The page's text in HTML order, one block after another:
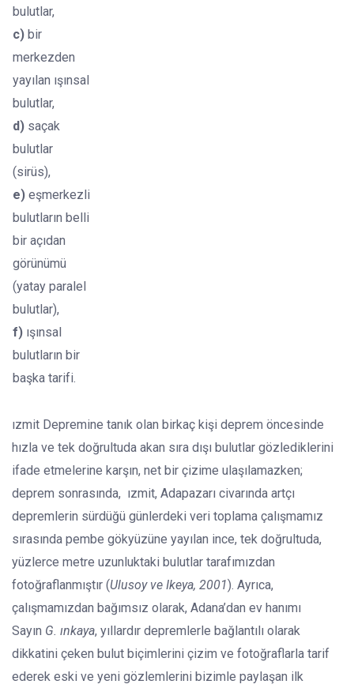
bulutlar,
c) bir
merkezden
yayılan ışınsal
bulutlar,
d) saçak
bulutlar
(sirüs),
e) eşmerkezli
bulutların belli
bir açıdan
görünümü
(yatay paralel
bulutlar),
f) ışınsal
bulutların bir
başka tarifi.
ızmit Depremine tanık olan birkaç kişi deprem öncesinde
hızla ve tek doğrultuda akan sıra dışı bulutlar gözlediklerini
ifade etmelerine karşın, net bir çizime ulaşılamazken;
deprem sonrasında, ızmit, Adapazarı civarında artçı
depremlerin sürdüğü günlerdeki veri toplama çalışmamız
sırasında pembe gökyüzüne yayılan ince, tek doğrultuda,
yüzlerce metre uzunluktaki bulutlar tarafımızdan
fotoğraflanmıştır (Ulusoy ve Ikeya, 2001). Ayrıca,
çalışmamızdan bağımsız olarak, Adana’dan ev hanımı
Sayın G. ınkaya, yıllardır depremlerle bağlantılı olarak
dikkatini çeken bulut biçimlerini çizim ve fotoğraflarla tarif
ederek eski ve yeni gözlemlerini bizimle paylaşan ilk